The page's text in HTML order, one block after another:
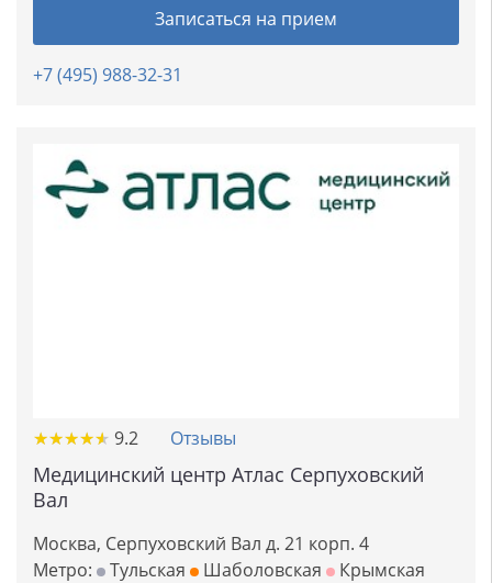
Записаться на прием
+7 (495) 988-32-31
★★★★★
★★★★★ 9.2 Отзывы
Медицинский центр Атлас Серпуховский
Вал
Москва, Серпуховский Вал д. 21 корп. 4
Метро:
Тульская Шаболовская
Крымская